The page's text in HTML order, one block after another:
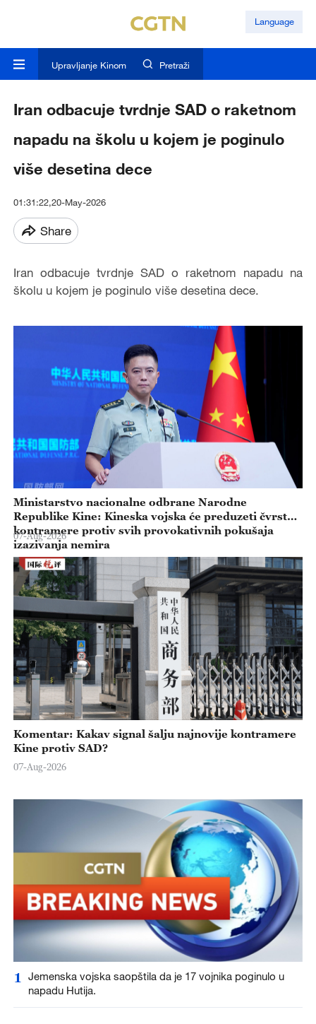
Language
Upravljanje Kinom Pretraži
Iran odbacuje tvrdnje SAD o raketnom
napadu na školu u kojem je poginulo
više desetina dece
01:31:22,20-May-2026
Share
Iran odbacuje tvrdnje SAD o raketnom napadu na
školu u kojem je poginulo više desetina dece.
Ministarstvo nacionalne odbrane Narodne
Republike Kine: Kineska vojska će preduzeti čvrste
kontramere protiv svih provokativnih pokušaja
izazivanja nemira
07-Aug-2026
Komentar: Kakav signal šalju najnovije kontramere
Kine protiv SAD?
07-Aug-2026
1
Jemenska vojska saopštila da je 17 vojnika poginulo u
napadu Hutija.